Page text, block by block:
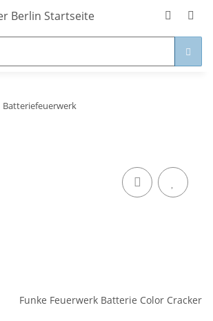
Batteriefeuerwerk